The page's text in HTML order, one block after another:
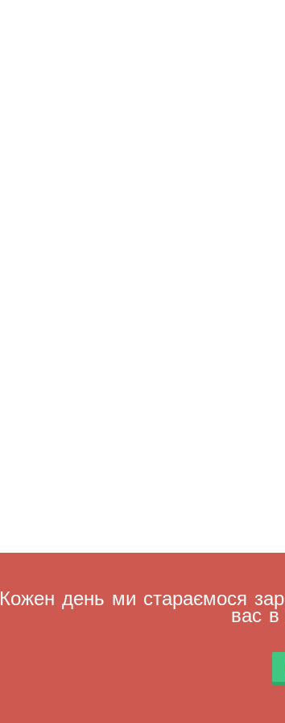
Кожен день ми стараємося
вас в